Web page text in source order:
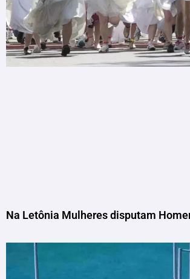
Na Letônia Mulheres disputam